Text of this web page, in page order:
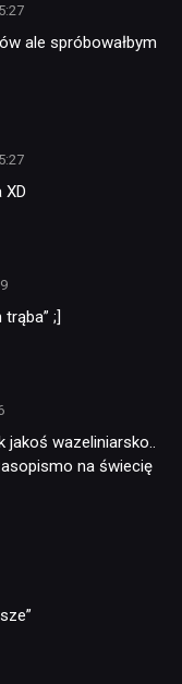
ale spróbowałbym
XD
;]
jakoś wazeliniarsko..
na świecię